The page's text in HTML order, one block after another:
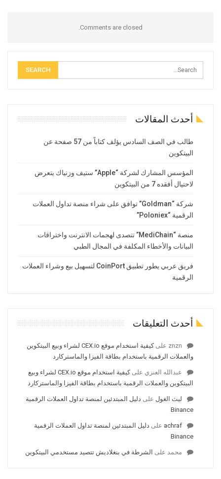
Comments are closed.
أحدث المقالات
طالب في الصف السادس يؤلف كتاباً من 57 صفحة عن
البيتكوين
المؤسس المشارك لشركة “Apple” ستيف وزنياك يتعرض
لاحتيال أفقده 7 من البيتكوين
شركة “Goldman” توافق على شراء منصة تداول العملات
الرقمية “Poloniex”
منصة “MediChain” تتصدى لهجمات الانترنت واختراقات
البيانات والأخطاء المكلفة في المجال الطبي
فريق عربي يطور تطبيق CoinPort لتسهيل بيع وشراء العملات
الرقمية
أحدث التعليقات
znzn على
كيفية استخدام موقع CEX.io لشراء وبيع البيتكوين
والعملات الرقمية باستخدام بطاقة الفيزا والماستركارد
عبدالله العنزي على
كيفية استخدام موقع CEX.io لشراء وبيع
البيتكوين والعملات الرقمية باستخدام بطاقة الفيزا والماستركارد
ليث الغول على دليل المبتدئين لمنصة تداول العملات الرقمية
Binance
achraf على دليل المبتدئين لمنصة تداول العملات الرقمية
Binance
محمد على الشرطة في بنغلاديش تتصيد مستخدمي البيتكوين